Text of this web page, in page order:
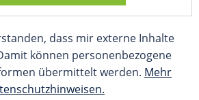
dass mir externe Inhalte
können personenbezogene
übermittelt werden. Mehr